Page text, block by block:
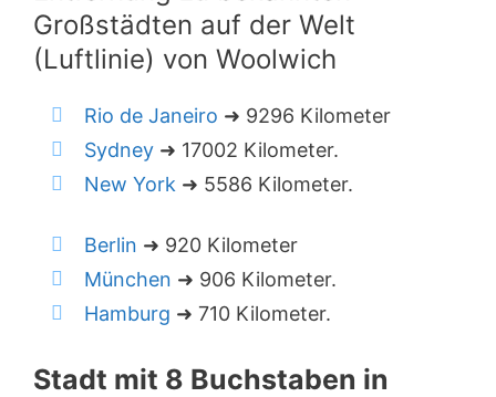
Großstädten auf der Welt
(Luftlinie) von Woolwich
Rio de Janeiro ➜ 9296 Kilometer
Sydney ➜ 17002 Kilometer.
New York ➜ 5586 Kilometer.
Berlin ➜ 920 Kilometer
München ➜ 906 Kilometer.
Hamburg ➜ 710 Kilometer.
Stadt mit 8 Buchstaben in